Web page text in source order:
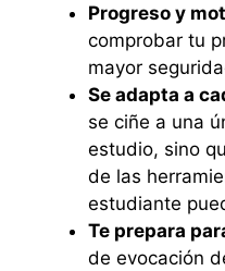
Progreso y
comprobar tu
mayor
Se adapta a
se ciñe a una
estudio, sino
de las
estudiante
Te prepara
de evocación